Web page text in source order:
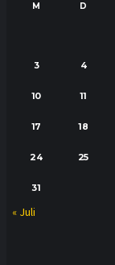
M D
3 4
10 11
17 18
24 25
31
« Juli